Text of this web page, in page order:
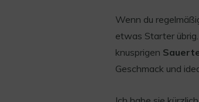
Wenn du
etwas Starter
knusprigen
Geschmack und